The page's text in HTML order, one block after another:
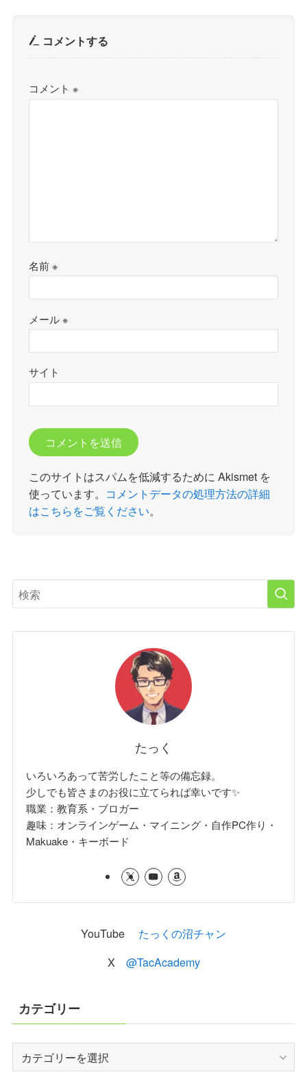
コメントする
コメント※
名前※
メール※
サイト
このサイトはスパムを低減するために Akismet を
使っています。 コメントデータの処理方法の詳細
はこちらをご覧ください。
たっく
いろいろあって苦労したこと等の備忘録。
少しでも皆さまのお役に立てられば幸いです✨
職業：教育系・ブロガー
趣味：オンラインゲーム・マイニング・自作PC作り・
Makuake・キーボード
YouTube たっくの沼チャン
X @TacAcademy
カテゴリー
テ